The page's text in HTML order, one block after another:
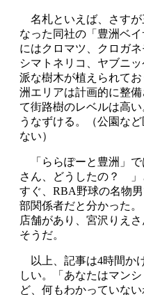
名札といえば、さすが
なった同社の「豊洲ベ
にはクロマツ、クロガ
シマトネリコ、ヤブニ
派な樹木が植えられて
洲エリアは計画的に整
て街路樹のレベルは高
うなずける。（公園な
ない）
「ららぽーと豊洲」で
さん、どうしたの？ 」
すぐ、RBA野球の名物
部関係者だと分かった
店舗があり、宮沢りえ
そうだ。
以上、記事は4時間か
しい。「あなたはマン
ど、何もわかっていな